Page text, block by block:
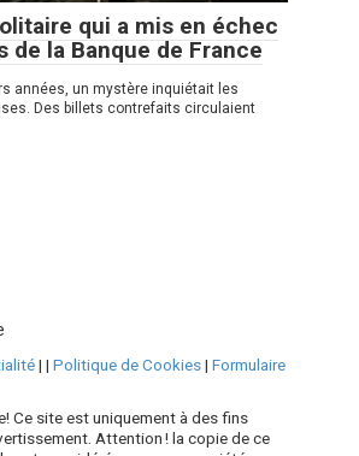
qui a mis en échec
de la Banque de France
années, un mystère inquiétait les
Des billets contrefaits circulaient
| | Politique de Cookies| Formulaire
Ce site est uniquement à des fins
Attention ! la copie de ce